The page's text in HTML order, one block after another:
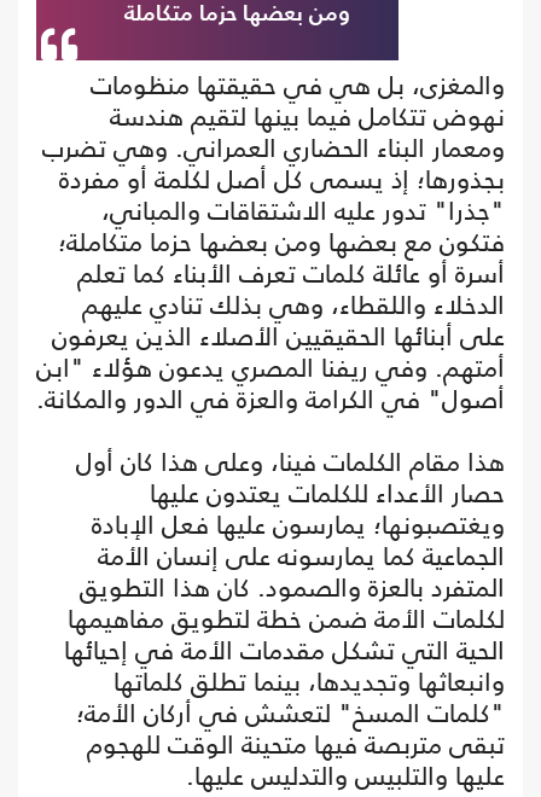
ومن بعضها حزما متكاملة
والمغزى، بل هي في حقيقتها منظومات
نهوض تتكامل فيما بينها لتقيم هندسة
ومعمار البناء الحضاري العمراني. وهي تضرب
بجذورها؛ إذ يسمى كل أصل لكلمة أو مفردة
"جذرا" تدور عليه الاشتقاقات والمباني،
فتكون مع بعضها ومن بعضها حزما متكاملة؛
أسرة أو عائلة كلمات تعرف الأبناء كما تعلم
الدخلاء واللقطاء، وهي بذلك تنادي عليهم
على أبنائها الحقيقيين الأصلاء الذين يعرفون
أمتهم. وفي ريفنا المصري يدعون هؤلاء "ابن
أصول" في الكرامة والعزة في الدور والمكانة.
هذا مقام الكلمات فينا، وعلى هذا كان أول
حصار الأعداء للكلمات يعتدون عليها
ويغتصبونها؛ يمارسون عليها فعل الإبادة
الجماعية كما يمارسونه على إنسان الأمة
المتفرد بالعزة والصمود. كان هذا التطويق
لكلمات الأمة ضمن خطة لتطويق مفاهيمها
الحية التي تشكل مقدمات الأمة في إحيائها
وانبعاثها وتجديدها، بينما تطلق كلماتها
"كلمات المسخ" لتعشش في أركان الأمة؛
تبقى متربصة فيها متحينة الوقت للهجوم
عليها والتلبيس والتدليس عليها.